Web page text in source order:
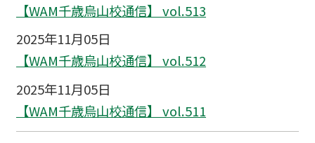
【WAM千歳烏山校通信】 vol.513
2025年11月05日
【WAM千歳烏山校通信】 vol.512
2025年11月05日
【WAM千歳烏山校通信】 vol.511